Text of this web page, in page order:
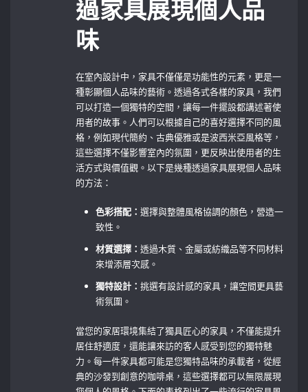
過家具展現個人品
味
在室內設計中，家具不僅僅是功能性的元素，更是一
種彰顯個人品味的藝術。透過各式各樣的家具，我們
可以打造一個獨特的空間，讓每一件擺設都講述著使
用者的故事。人們可以根據自己的喜好選擇不同的風
格，例如現代簡約、古典優雅或是波西米亞風格等，
這些選擇不僅影響室內的氛圍，更反映出使用者的生
活方式與價值觀。以下是幾種透過家具展現個人品味
的方法：
色彩搭配：選擇與整體風格協調的顏色，營造一
致性。
材質選擇：透過木質、金屬或紡織品等不同材料
來增添層次感。
獨特設計：挑選有設計感的家具，讓空間更具藝
術氛圍。
當您的家居環境集結了獨具匠心的家具，不僅能提升
居住舒適度，還能讓來訪的客人感受到您的獨特魅
力。每一件家具都可能是您獨特品味的承載者，從經
典的沙發到創意的咖啡桌，這些選擇都可以無限展現